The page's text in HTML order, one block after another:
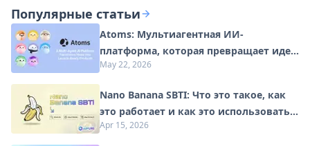
для обнаружения ИИ-
контента
искусственного
интеллекта
Популярные статьи
Atoms: Мультиагентная ИИ-
платформа, которая превращает идеи
в готовые к запуску продукты
May 22, 2026
Nano Banana SBTI: Что это такое, как
это работает и как это использовать в
2026 году
Apr 15, 2026